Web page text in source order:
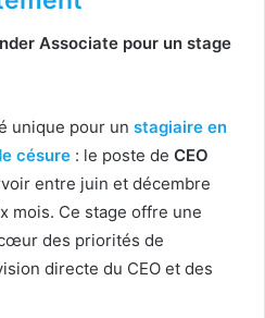
Associate pour un stage
unique pour un stagiaire en
césure : le poste de CEO
entre juin et décembre
mois. Ce stage offre une
des priorités de
directe du CEO et des